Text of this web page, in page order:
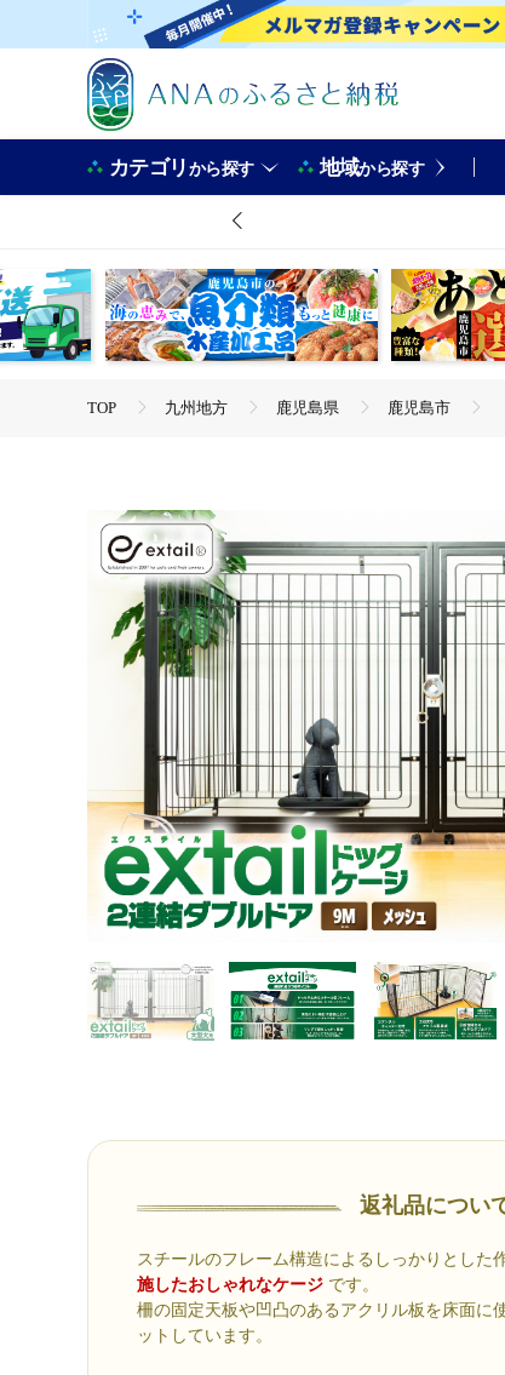
カテゴリから探す 地域から探す
TOP 九州地方 鹿児島県 鹿児島市
返礼品につい
スチールのフレーム構造によるしっかりとした
施したおしゃれなケージ です。
柵の固定天板や凹凸のあるアクリル板を床面に
ットしています。